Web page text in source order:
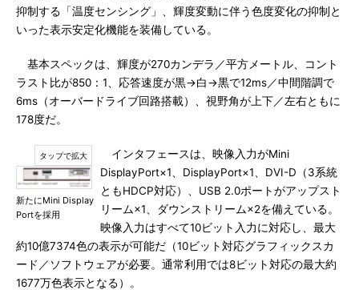
抑制する「温度センシング」、輝度変動に伴う色度変化の抑制と
いった表示安定化機能を装備している。
基本スペックは、輝度が270カンデラ／平方メートル、コント
ラスト比が850：1、応答速度が黒→白→黒で12ms／中間階調で
6ms（オーバードライブ回路搭載）、視野角が上下／左右ともに
178度だ。
新たにMini Display
Portを採用
インタフェースは、映像入力がMini
DisplayPort×1、DisplayPort×1、DVI-D（3系統
ともHDCP対応）、USB 2.0ポートがアップスト
リーム×1、ダウンストリーム×2を備えている。
映像入力はすべて10ビット入力に対応し、最大
約10億7374色の表示が可能だ（10ビット対応グラフィックスカ
ード／ソフトウェアが必要。通常利用では8ビット対応の最大約
1677万色表示となる）。